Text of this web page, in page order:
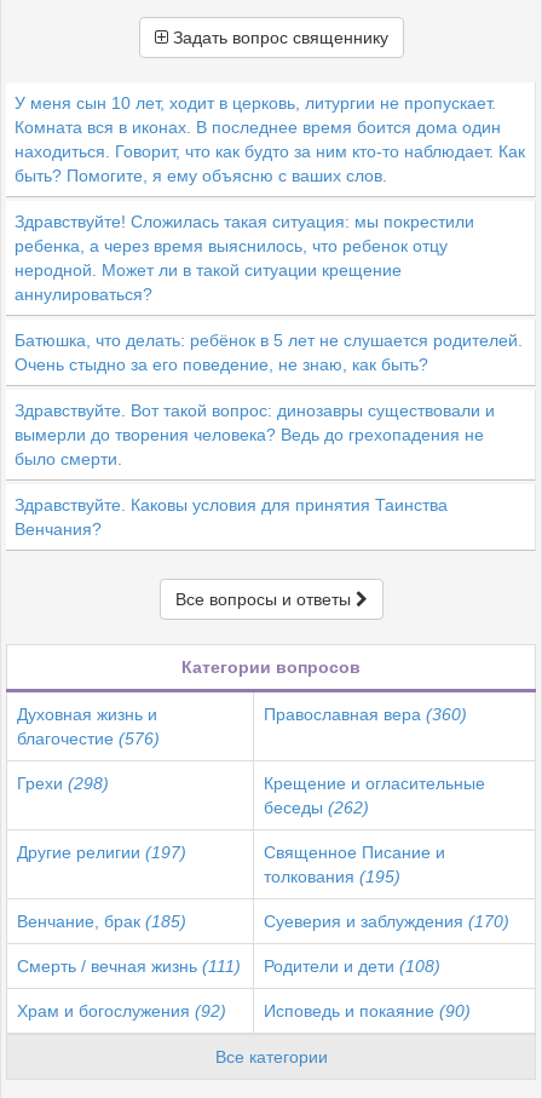
Задать вопрос священнику
У меня сын 10 лет, ходит в церковь, литургии не пропускает.
Комната вся в иконах. В последнее время боится дома один
находиться. Говорит, что как будто за ним кто-то наблюдает. Как
быть? Помогите, я ему объясню с ваших слов.
Здравствуйте! Сложилась такая ситуация: мы покрестили
ребенка, а через время выяснилось, что ребенок отцу
неродной. Может ли в такой ситуации крещение
аннулироваться?
Батюшка, что делать: ребёнок в 5 лет не слушается родителей.
Очень стыдно за его поведение, не знаю, как быть?
Здравствуйте. Вот такой вопрос: динозавры существовали и
вымерли до творения человека? Ведь до грехопадения не
было смерти.
Здравствуйте. Каковы условия для принятия Таинства
Венчания?
Все вопросы и ответы
Категории вопросов
Духовная жизнь и
благочестие (576)
Православная вера (360)
Грехи (298)
Крещение и огласительные
беседы (262)
Другие религии (197)
Священное Писание и
толкования (195)
Венчание, брак (185) Суеверия и заблуждения (170)
Смерть / вечная жизнь (111) Родители и дети (108)
Храм и богослужения (92) Исповедь и покаяние (90)
Все категории